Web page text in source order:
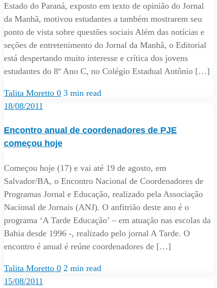
Estado do Paraná, exposto em texto de opinião do Jornal
da Manhã, motivou estudantes a também mostrarem seu
ponto de vista sobre questões sociais Além das notícias e
seções de entretenimento do Jornal da Manhã, o Editorial
está despertando muito interesse e crítica dos jovens
estudantes do 8º Ano C, no Colégio Estadual Antônio […]
Talita Moretto 0 3 min read
18/08/2011
Encontro anual de coordenadores de PJE
começou hoje
Começou hoje (17) e vai até 19 de agosto, em
Salvador/BA, o Encontro Nacional de Coordenadores de
Programas Jornal e Educação, realizado pela Associação
Nacional de Jornais (ANJ). O anfitrião deste ano é o
programa ‘A Tarde Educação’ – em atuação nas escolas da
Bahia desde 1996 -, realizado pelo jornal A Tarde. O
encontro é anual é reúne coordenadores de […]
Talita Moretto 0 2 min read
15/08/2011